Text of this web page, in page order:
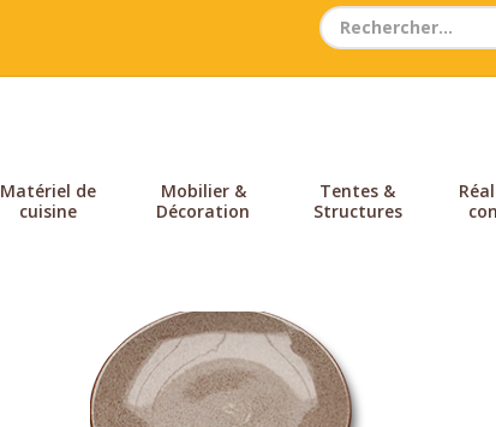
Search
Matériel de
cuisine
Mobilier &
Décoration
Tentes &
Structures